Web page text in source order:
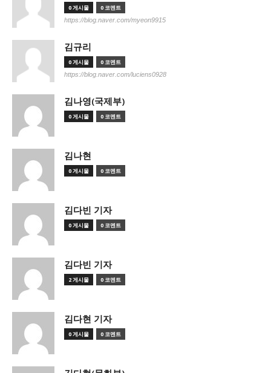
0 게시물 0 코멘트
https://blog.naver.com/myeon9915
김규리
0 게시물 0 코멘트
https://blog.naver.com/luciens0928
김나영(국제부)
0 게시물 0 코멘트
김나현
0 게시물 0 코멘트
김다빈 기자
0 게시물 0 코멘트
김다빈 기자
2 게시물 0 코멘트
김다현 기자
0 게시물 0 코멘트